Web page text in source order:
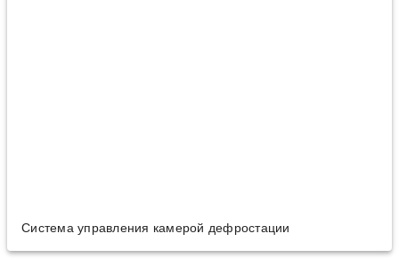
Система управления камерой дефростации